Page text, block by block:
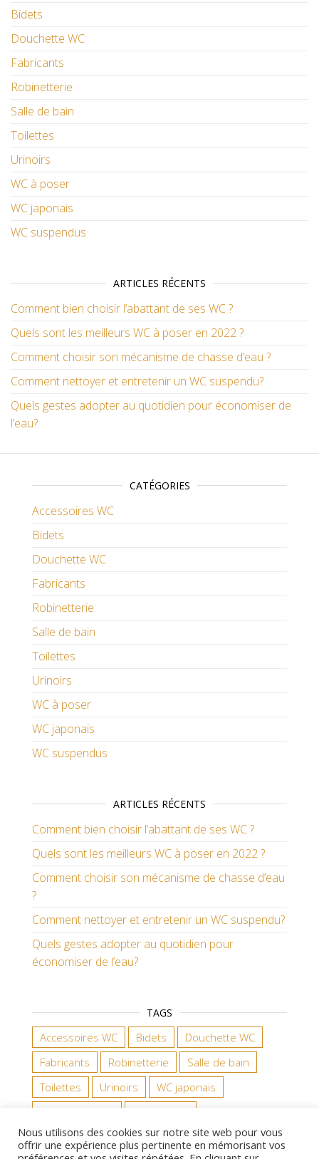
Bidets
Douchette WC
Fabricants
Robinetterie
Salle de bain
Toilettes
Urinoirs
WC à poser
WC japonais
WC suspendus
ARTICLES RÉCENTS
Comment bien choisir l’abattant de ses WC ?
Quels sont les meilleurs WC à poser en 2022 ?
Comment choisir son mécanisme de chasse d’eau ?
Comment nettoyer et entretenir un WC suspendu?
Quels gestes adopter au quotidien pour économiser de
l’eau?
CATÉGORIES
Accessoires WC
Bidets
Douchette WC
Fabricants
Robinetterie
Salle de bain
Toilettes
Urinoirs
WC à poser
WC japonais
WC suspendus
ARTICLES RÉCENTS
Comment bien choisir l’abattant de ses WC ?
Quels sont les meilleurs WC à poser en 2022 ?
Comment choisir son mécanisme de chasse d’eau
?
Comment nettoyer et entretenir un WC suspendu?
Quels gestes adopter au quotidien pour
économiser de l’eau?
TAGS
Accessoires WC Bidets
Douchette WC
Fabricants
Robinetterie
Salle de bain
Toilettes
Urinoirs
WC japonais
Nous utilisons des cookies sur notre site web pour vous
offrir une expérience plus pertinente en mémorisant vos